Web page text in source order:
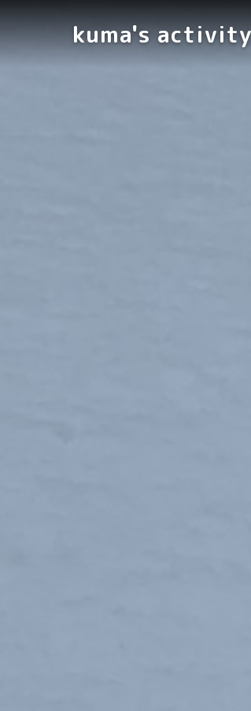
kuma's